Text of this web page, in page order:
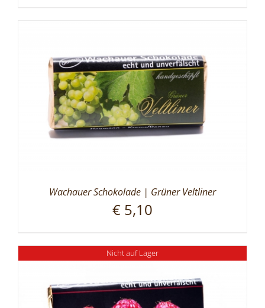
Wachauer Schokolade | Grüner Veltliner
€ 5,10
Nicht auf Lager